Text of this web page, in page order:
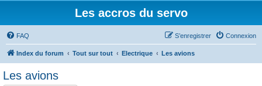
Les accros du servo
FAQ Connexion
S’enregistrer
Index du forum Tout sur tout Electrique Les avions
Les avions